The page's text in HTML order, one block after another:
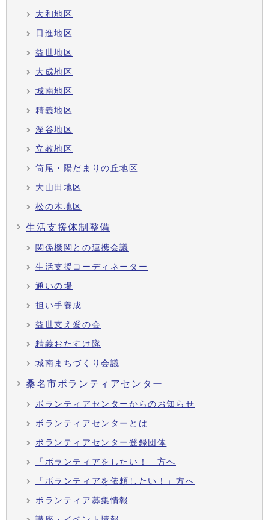
大和地区
日進地区
益世地区
大成地区
城南地区
精義地区
深谷地区
立教地区
筒尾・陽だまりの丘地区
大山田地区
松の木地区
生活支援体制整備
関係機関との連携会議
生活支援コーディネーター
通いの場
担い手養成
益世支え愛の会
精義おたすけ隊
城南まちづくり会議
桑名市ボランティアセンター
ボランティアセンターからのお知らせ
ボランティアセンターとは
ボランティアセンター登録団体
「ボランティアをしたい！」方へ
「ボランティアを依頼したい！」方へ
ボランティア募集情報